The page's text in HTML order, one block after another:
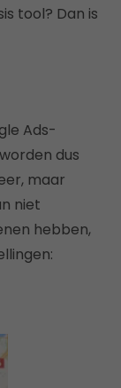
tool? Dan is
Ads-
dus
maar
niet
hebben,